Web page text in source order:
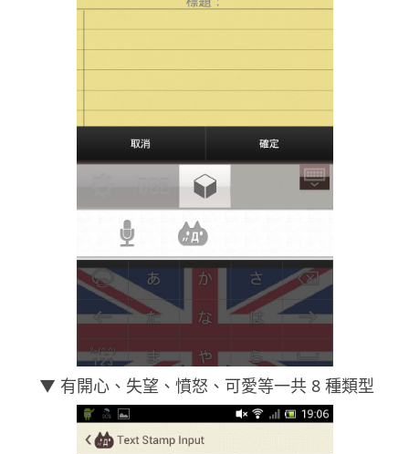
▼ 有開心、失望、憤怒、可愛等一共 8 種類型